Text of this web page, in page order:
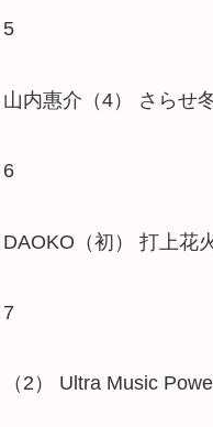
5
山内惠介（4） さらせ
6
DAOKO（初） 打上花
7
（2） Ultra Music